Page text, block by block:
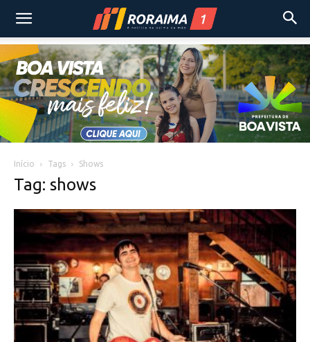
Início Tags Shows
Tag: shows